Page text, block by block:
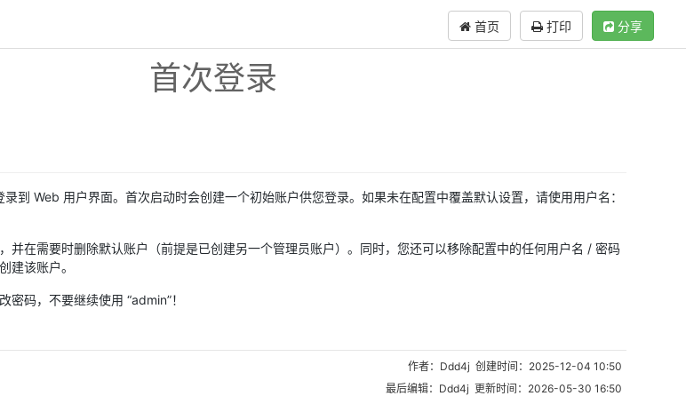
首页 打印 分享
首次登录
到 Web 用户界面。首次启动时会创建一个初始账户供您登录。如果未在配置中覆盖默认设置，请使用用户名：
并在需要时删除默认账户（前提是已创建另一个管理员账户）。同时，您还可以移除配置中的任何用户名 / 密码
建该账户。
码，不要继续使用 “admin”！
作者：Ddd4j 创建时间：2025-12-04 10:50
最后编辑：Ddd4j 更新时间：2026-05-30 16:50